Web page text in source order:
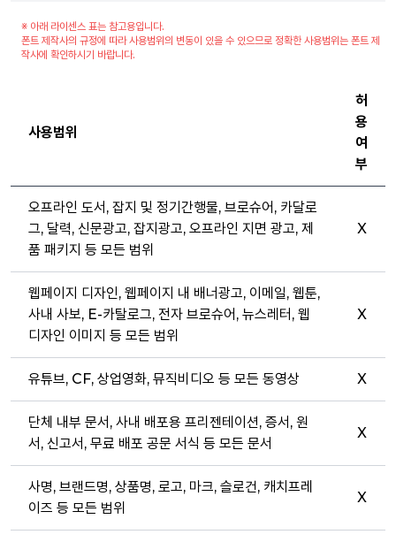
※ 아래 라이센스 표는 참고용입니다.
폰트 제작사의 규정에 따라 사용범위의 변동이 있을 수 있으므로 정확한 사용범위는 폰트 제
작사에 확인하시기 바랍니다.
사용범위
허
용
여
부
오프라인 도서, 잡지 및 정기간행물, 브로슈어, 카달로
그, 달력, 신문광고, 잡지광고, 오프라인 지면 광고, 제
품 패키지 등 모든 범위
X
웹페이지 디자인, 웹페이지 내 배너광고, 이메일, 웹툰,
사내 사보, E-카탈로그, 전자 브로슈어, 뉴스레터, 웹
디자인 이미지 등 모든 범위
X
유튜브, CF, 상업영화, 뮤직비디오 등 모든 동영상 X
단체 내부 문서, 사내 배포용 프리젠테이션, 증서, 원
서, 신고서, 무료 배포 공문 서식 등 모든 문서
X
사명, 브랜드명, 상품명, 로고, 마크, 슬로건, 캐치프레
이즈 등 모든 범위
X